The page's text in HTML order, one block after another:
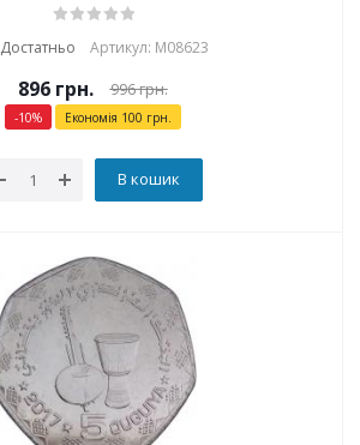
Достатньо Артикул: М08623
896грн. 996грн.
-10% Економія 100 грн.
В кошик